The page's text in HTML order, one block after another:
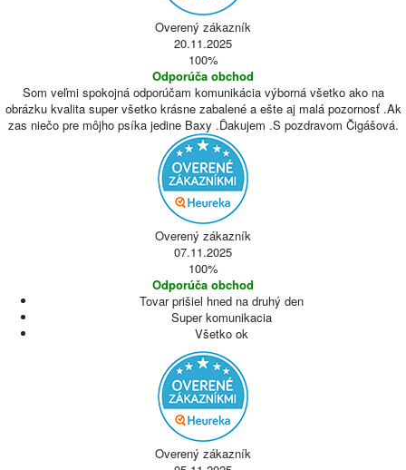
Overený zákazník
20.11.2025
100%
Odporúča obchod
Som veľmi spokojná odporúčam komunikácia výborná všetko ako na
obrázku kvalita super všetko krásne zabalené a ešte aj malá pozornosť .Ak
zas niečo pre môjho psíka jedine Baxy .Ďakujem .S pozdravom Čigášová.
Overený zákazník
07.11.2025
100%
Odporúča obchod
Tovar prišiel hned na druhý den
Super komunikacia
Všetko ok
Overený zákazník